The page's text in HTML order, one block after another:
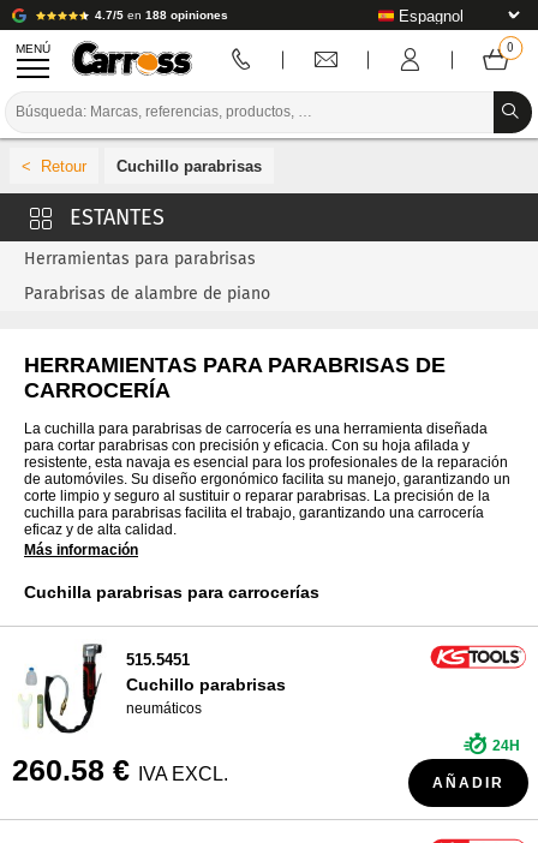
4.7/5 en 188 opiniones
MENÚ
HERRAMIENTAS DE CARROCERÍA
EQUIPAMIENTO PARA TALLERES DE CARROCERÍA
CÓDIGO DE COLORES
MARCAS
INSTALACIÓN DE LABORATORIO
TUTORIALES Y CONSEJOS
Cuchillo parabrisas
Herramientas para parabrisas
Parabrisas de alambre de piano
HERRAMIENTAS PARA PARABRISAS DE
CARROCERÍA
La cuchilla para parabrisas de carrocería es una herramienta diseñada
para cortar parabrisas con precisión y eficacia. Con su hoja afilada y
resistente, esta navaja es esencial para los profesionales de la reparación
de automóviles. Su diseño ergonómico facilita su manejo, garantizando un
corte limpio y seguro al sustituir o reparar parabrisas. La precisión de la
cuchilla para parabrisas facilita el trabajo, garantizando una carrocería
eficaz y de alta calidad.
Más información
Cuchilla parabrisas para carrocerías
515.5451
Cuchillo parabrisas
neumáticos
260.58 € IVA EXCL.
24H
AÑADIR